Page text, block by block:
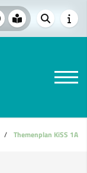
Themenplan KiSS 1A